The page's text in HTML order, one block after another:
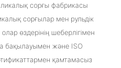
сорғы фабрикасы
сорғылар мен рульдік
өздерінің шеберлігімен
бақылауымен және ISO
қамтамасыз